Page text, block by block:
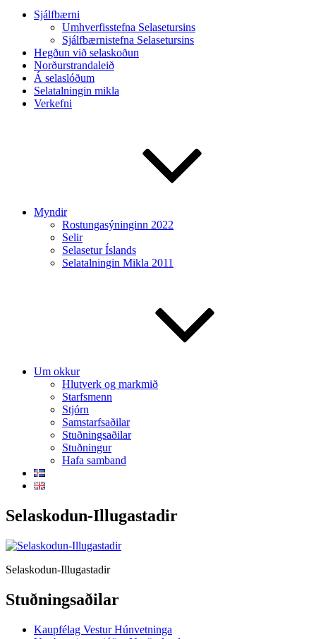
Sjálfbærni
Umhverfisstefna Selasetursins
Sjálfbærnistefna Selasetursins
Hegðun við selaskoðun
Norðurstrandaleið
Á selaslóðum
Selatalningin mikla
Verkefni
Myndir
Rostungasýninginn 2022
Selir
Selasetur Íslands
Selatalningin Mikla 2011
Um okkur
Hlutverk og markmið
Starfsmenn
Stjórn
Samstarfsaðilar
Stuðningsaðilar
Stuðningur
Hafa samband
Selaskodun-Illugastadir
Selaskodun-Illugastadir
Stuðningsaðilar
Kaupfélag Vestur Húnvetninga